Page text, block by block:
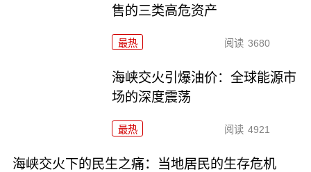
售的三类高危资产
最热 阅读 3680
海峡交火引爆油价：全球能源市
场的深度震荡
最热 阅读 4921
海峡交火下的民生之痛：当地居民的生存危机